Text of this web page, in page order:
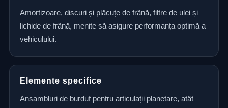
Amortizoare, discuri și plăcuțe de frână, filtre de ulei și
lichide de frână, menite să asigure performanța optimă a
vehiculului.
Elemente specifice
Ansambluri de burduf pentru articulații planetare, atât